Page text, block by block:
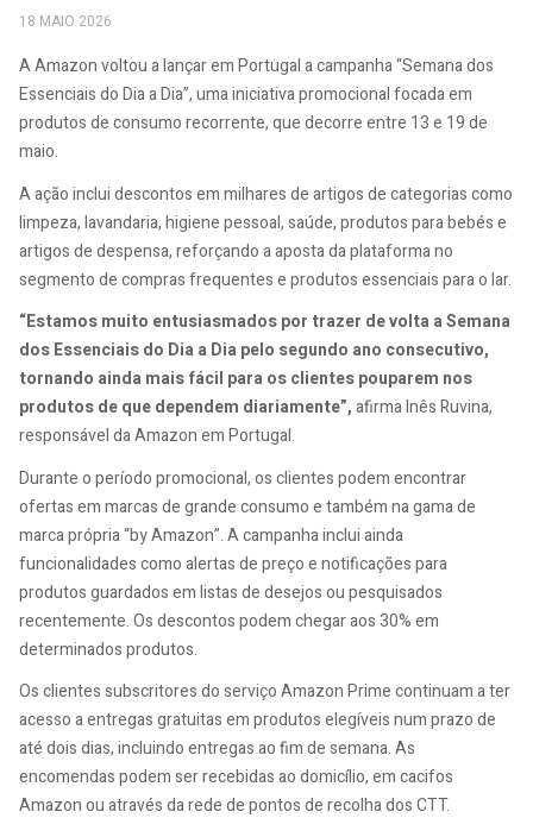
18 MAIO 2026
A Amazon voltou a lançar em Portugal a campanha “Semana dos
Essenciais do Dia a Dia”, uma iniciativa promocional focada em
produtos de consumo recorrente, que decorre entre 13 e 19 de
maio.
A ação inclui descontos em milhares de artigos de categorias como
limpeza, lavandaria, higiene pessoal, saúde, produtos para bebés e
artigos de despensa, reforçando a aposta da plataforma no
segmento de compras frequentes e produtos essenciais para o lar.
“Estamos muito entusiasmados por trazer de volta a Semana
dos Essenciais do Dia a Dia pelo segundo ano consecutivo,
tornando ainda mais fácil para os clientes pouparem nos
produtos de que dependem diariamente”,afirma Inês Ruvina,
responsável da Amazon em Portugal.
Durante o período promocional, os clientes podem encontrar
ofertas em marcas de grande consumo e também na gama de
marca própria “by Amazon”. A campanha inclui ainda
funcionalidades como alertas de preço e notificações para
produtos guardados em listas de desejos ou pesquisados
recentemente. Os descontos podem chegar aos 30% em
determinados produtos.
Os clientes subscritores do serviço Amazon Prime continuam a ter
acesso a entregas gratuitas em produtos elegíveis num prazo de
até dois dias, incluindo entregas ao fim de semana. As
encomendas podem ser recebidas ao domicílio, em cacifos
Amazon ou através da rede de pontos de recolha dos CTT.